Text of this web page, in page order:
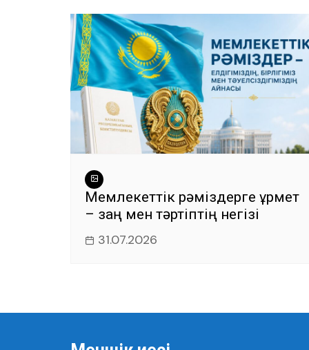
Мемлекеттік рәміздерге құрмет
– заң мен тәртіптің негізі
31.07.2026